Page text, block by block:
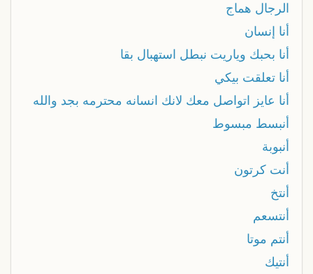
الرجال هماج
أنا إنسان
أنا بحبك وياريت نبطل استهبال بقا
أنا تعلقت بيكي
أنا عايز اتواصل معك لانك انسانه محترمه بجد والله
أنبسط مبسوط
أنبوبة
أنت كرتون
أنتخ
أنتسعم
أنتم موتا
أنتيك